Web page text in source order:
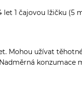
1 čajovou lžičku (5
Mohou užívat
konzumace